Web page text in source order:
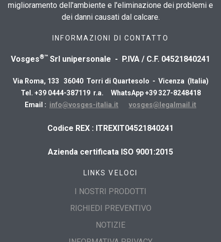
miglioramento dell'ambiente e l'eliminazione dei problemi e
dei danni causati dal calcare.
INFORMAZIONI DI CONTATTO
Vosges®™ Srl unipersonale - P.IVA / C.F. 04521840241
Via Roma, 133 36040 Torri di Quartesolo - Vicenza (Italia)
Tel. +39 0444-387119 r.a. WhatsApp +39 327-8248418
Email : info@vosges-italia.it vosges@legalmail.it
​Codice REX : ITREXIT04521840241
Azienda certificata ISO 9001:2015
LINKS VELOCI
I NOSTRI PRODOTTI
RICHIEDI PREVENTIVO
NOTIZIE